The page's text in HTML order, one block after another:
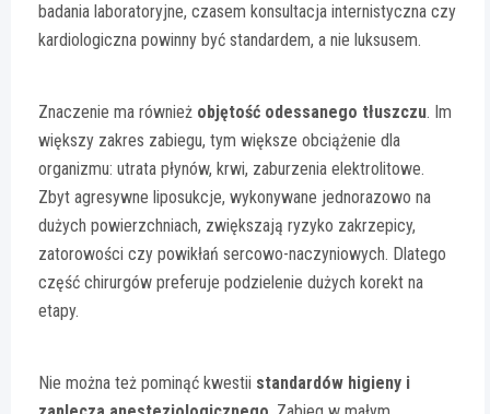
badania laboratoryjne, czasem konsultacja internistyczna czy
kardiologiczna powinny być standardem, a nie luksusem.
Znaczenie ma również objętość odessanego tłuszczu. Im
większy zakres zabiegu, tym większe obciążenie dla
organizmu: utrata płynów, krwi, zaburzenia elektrolitowe.
Zbyt agresywne liposukcje, wykonywane jednorazowo na
dużych powierzchniach, zwiększają ryzyko zakrzepicy,
zatorowości czy powikłań sercowo-naczyniowych. Dlatego
część chirurgów preferuje podzielenie dużych korekt na
etapy.
Nie można też pominąć kwestii standardów higieny i